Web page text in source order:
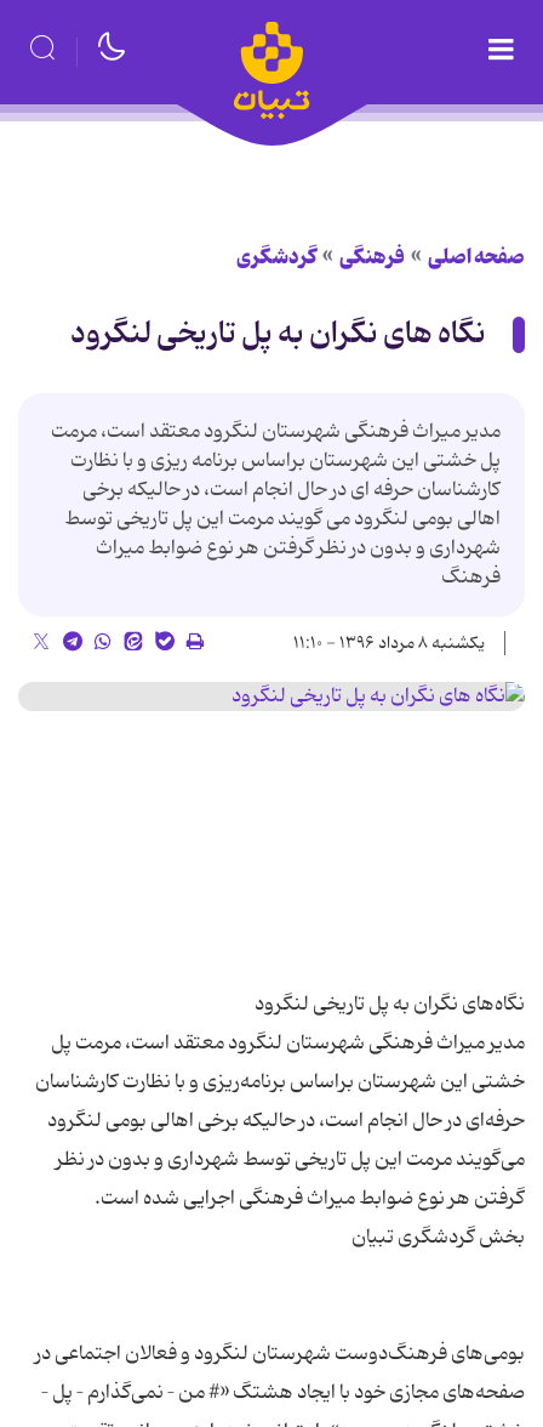
صفحه اصلی فرهنگی گردشگری
نگاه های نگران به پل تاریخی لنگرود
مدیر میراث فرهنگی شهرستان لنگرود معتقد است، مرمت
پل خشتی این شهرستان براساس برنامه ریزی و با نظارت
کارشناسان حرفه ای در حال انجام است، در حالیکه برخی
اهالی بومی لنگرود می گویند مرمت این پل تاریخی توسط
شهرداری و بدون در نظر گرفتن هر نوع ضوابط میراث
فرهنگ
یکشنبه ۸ مرداد ۱۳۹۶ - ۱۱:۱۰
مدیر میراث‌ فرهنگی شهرستان لنگرود معتقد است، مرمت پل
خشتی این شهرستان براساس برنامه‌ریزی و با نظارت کارشناسان
حرفه‌ای در حال انجام است، در حالیکه برخی اهالی بومی‌ لنگرود
می‌گویند مرمت این پل تاریخی توسط شهرداری و بدون در نظر
بومی‌های فرهنگ‌دوست شهرستان لنگرود و فعالان اجتماعی در
صفحه‌های مجازی خود با ایجاد هشتگ «# من – نمی‌گذارم – پل –